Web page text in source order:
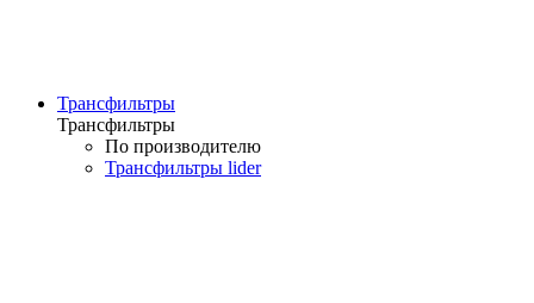
Трансфильтры
Трансфильтры
По производителю
Трансфильтры lider